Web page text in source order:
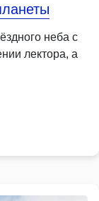
неба с
лектора, а